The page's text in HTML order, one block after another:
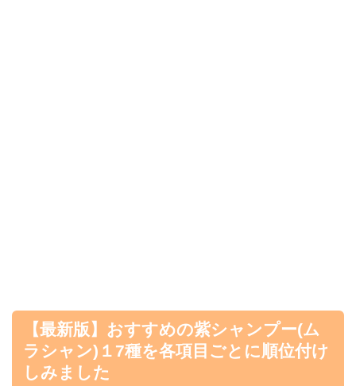
【最新版】おすすめの紫シャンプー(ム
ラシャン)１7種を各項目ごとに順位付け
しみました